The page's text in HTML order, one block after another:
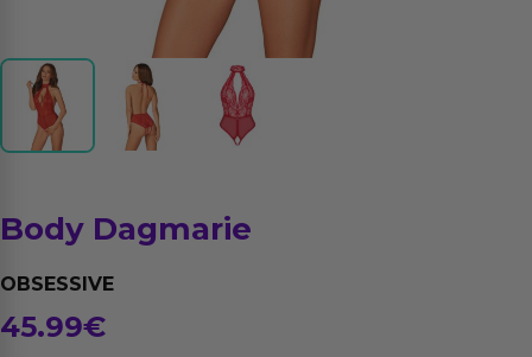
Body Dagmarie
OBSESSIVE
45.99€